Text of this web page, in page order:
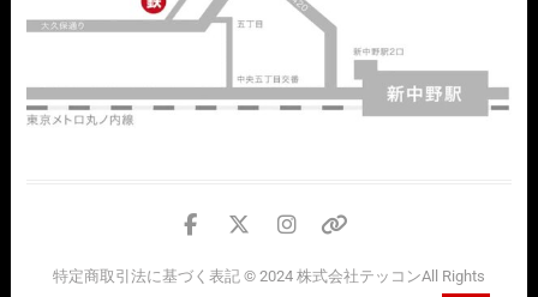
facebook
twitter
instagram
情
特定商取引法に基づく表記© 2024 株式会社テッコンAll Rights